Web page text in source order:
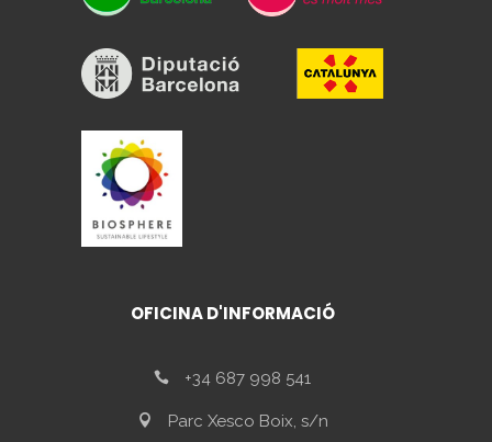
OFICINA D'INFORMACIÓ
+34 687 998 541
Parc Xesco Boix, s/n